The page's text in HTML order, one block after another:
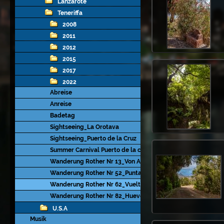
Lanzarote
Teneriffa
2008
2011
2012
2015
2017
2022
Abreise
Anreise
Badetag
Sightseeing_La Orotava
Sightseeing_Puerto de la Cruz
Summer Carnival Puerto de la cruz
Wanderung Rother Nr 13_Von Araya zum Risco de la Vera
Wanderung Rother Nr 52_Punta Hidalgo - Batán de Abajo
Wanderung Rother Nr 62_Vueltas de Taganana
Wanderung Rother Nr 82_Huevos del Teide und Montana
U.S.A
Musik